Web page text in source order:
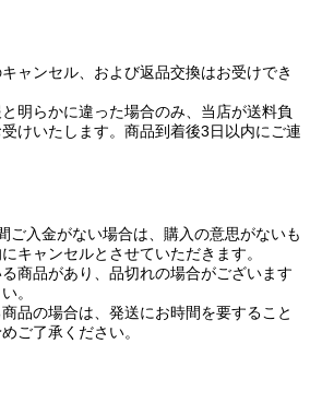
ャンセル、および返品交換はお受けでき
明らかに違った場合のみ、当店が送料負
けいたします。商品到着後3日以内にご連
ご入金がない場合は、購入の意思がないも
キャンセルとさせていただきます。
商品があり、品切れの場合がございます
。
品の場合は、発送にお時間を要すること
ご了承ください。